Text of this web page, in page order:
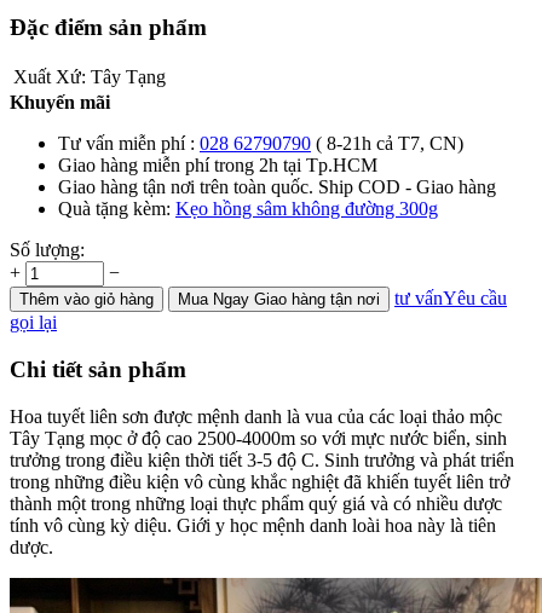
Đặc điểm sản phẩm
Xuất Xứ: Tây Tạng
Khuyến mãi
Tư vấn miễn phí : 028 62790790 ( 8-21h cả T7, CN)
Giao hàng miễn phí trong 2h tại Tp.HCM
Giao hàng tận nơi trên toàn quốc. Ship COD - Giao hàng
Quà tặng kèm: Kẹo hồng sâm không đường 300g
Số lượng:
+
−
Thêm vào giỏ hàng Mua Ngay Giao hàng tận nơi tư vấnYêu cầu
gọi lại
Chi tiết sản phẩm
Hoa tuyết liên sơn được mệnh danh là vua của các loại thảo mộc
Tây Tạng mọc ở độ cao 2500-4000m so với mực nước biển, sinh
trưởng trong điều kiện thời tiết 3-5 độ C. Sinh trưởng và phát triển
trong những điều kiện vô cùng khắc nghiệt đã khiến tuyết liên trở
thành một trong những loại thực phẩm quý giá và có nhiều dược
tính vô cùng kỳ diệu. Giới y học mệnh danh loài hoa này là tiên
dược.